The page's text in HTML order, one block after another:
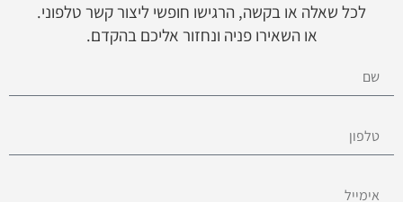
לכל שאלה או בקשה, הרגישו חופשי ליצור קשר טלפוני.
או השאירו פניה ונחזור אליכם בהקדם.